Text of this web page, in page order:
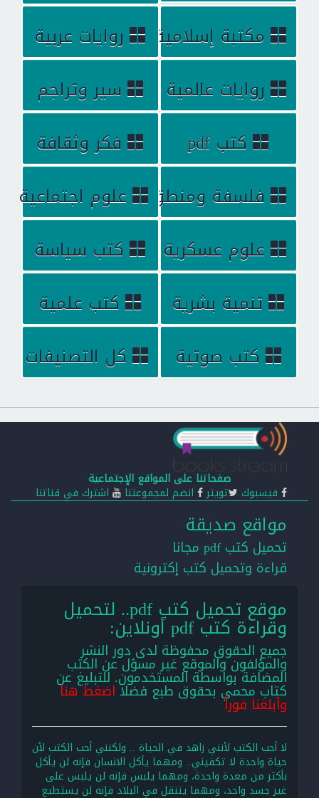
مكتبة إسلامية
روايات عربية
روايات عالمية
سير وتراجم
كتب pdf
فكر وثقافة
فلسفة ومنطق
علوم اجتماعية
علوم عسكرية
كتب سياسة
تنمية بشرية
كتب علمية
كتب صوتية
كل التصنيفات
صفحاتنا على المواقع الإجتماعية
فيسبوك تويتر انضم لمجموعتنا اشترك في قناتنا
مواقع صديقة
تحميل كتب pdf مجانا
قراءة وتحميل كتب إكترونية
موقع تحميل كتب pdf.. لتحميل
وقراءة كتب pdf أونلاين:
جميع الحقوق محفوظة لدى دور النشر
والمؤلفون والموقع غير مسؤل عن الكتب
المضافة بواسطة المستخدمون. للتبليغ عن
كتاب محمي بحقوق طبع فضلااضغط هنا
وأبلغنا فوراً
لا أحب الكتب لأنني زاهد في الحياة .. ولكنني أحب الكتب لأن
حياة واحدة لا تكفيني.. ومهما يأكل الانسان فإنه لن يأكل
بأكثر من معدة واحدة، ومهما يلبس فإنه لن يلبس على
غير جسد واحد، ومهما يتنقل في البلاد فإنه لن يستطيع